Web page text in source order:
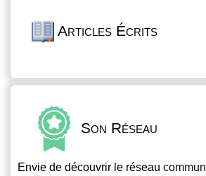
Articles Écrits
Son Réseau
Envie de découvrir le réseau